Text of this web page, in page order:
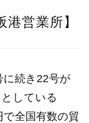
港営業所】
に続き22号が
している
全国有数の貿